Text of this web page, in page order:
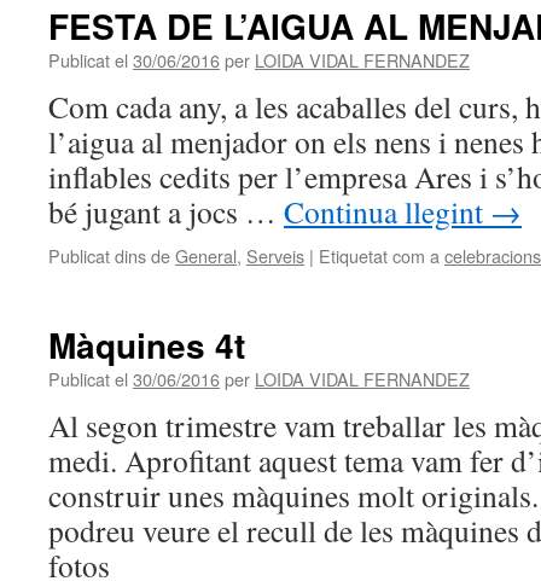
FESTA DE L’AIGUA AL
Publicat el 30/06/2016per LOIDA VIDAL FERNANDEZ
Com cada any, a les acaballes del curs,
l’aigua al menjador on els nens i nenes
inflables cedits per l’empresa Ares i
bé jugant a jocs … Continua llegint →
Publicat dins deGeneral, Serveis | Etiquetat com a celebracions
Màquines 4t
Publicat el 30/06/2016per LOIDA VIDAL FERNANDEZ
Al segon trimestre vam treballar les
medi. Aprofitant aquest tema vam fer
construir unes màquines molt
podreu veure el recull de les màquines
fotos